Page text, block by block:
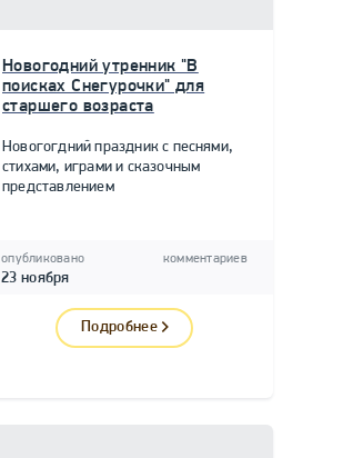
Новогодний утренник "В
поисках Снегурочки" для
старшего возраста
Новогогдний праздник с песнями,
стихами, играми и сказочным
представлением
опубликовано
23 ноября
комментариев
Подробнее